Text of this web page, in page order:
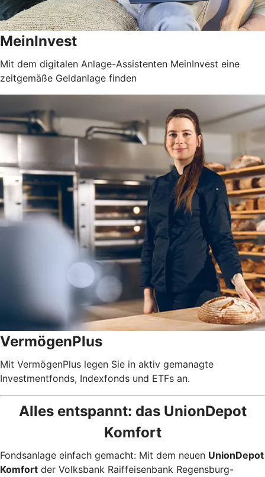
MeinInvest
Mit dem digitalen Anlage-Assistenten MeinInvest eine
zeitgemäße Geldanlage finden
VermögenPlus
Mit VermögenPlus legen Sie in aktiv gemanagte
Investmentfonds, Indexfonds und ETFs an.
Alles entspannt: das UnionDepot
Komfort
Fondsanlage einfach gemacht: Mit dem neuen UnionDepot
Komfort der Volksbank Raiffeisenbank Regensburg-